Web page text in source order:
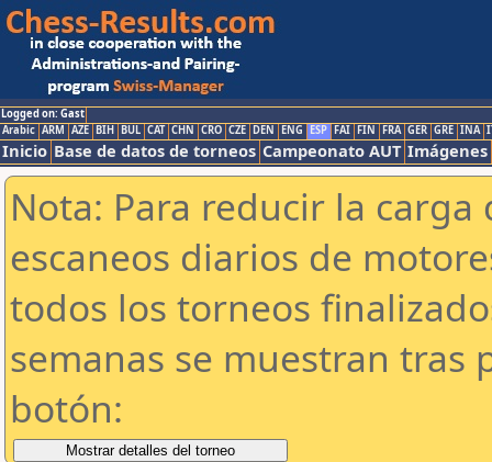
Logged on: Gast
Arabic ARM AZE BIH BUL CAT CHN CRO CZE DEN ENG ESP FAI FIN FRA GER GRE INA
Inicio Base de datos de torneos Campeonato AUT Imágenes
Nota: Para reducir la
escaneos diarios de
todos los torneos
semanas se muestran tras
botón: